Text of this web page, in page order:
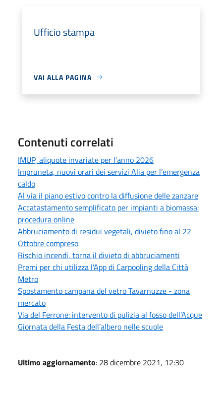
Ufficio stampa
VAI ALLA PAGINA
Contenuti correlati
IMUP, aliquote invariate per l’anno 2026
Impruneta, nuovi orari dei servizi Alia per l’emergenza
caldo
Al via il piano estivo contro la diffusione delle zanzare
Accatastamento semplificato per impianti a biomassa:
procedura online
Abbruciamento di residui vegetali, divieto fino al 22
Ottobre compreso
Rischio incendi, torna il divieto di abbruciamenti
Premi per chi utilizza l'App di Carpooling della Città
Metro
Spostamento campana del vetro Tavarnuzze - zona
mercato
Via del Ferrone: intervento di pulizia al fosso dell’Acque
Giornata della Festa dell’albero nelle scuole
Ultimo aggiornamento: 28 dicembre 2021, 12:30